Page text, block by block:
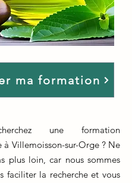
ma formation
une formation
à Villemoisson-sur-Orge ? Ne
plus loin, car nous sommes
faciliter la recherche et vous